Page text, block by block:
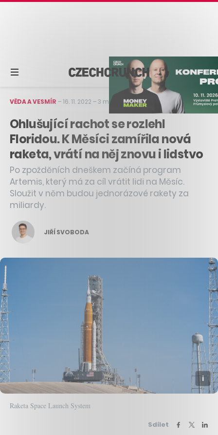
VĚDA A VESMÍR –16. 11. 2022 –3 min čtení
Ohlušující rachot se rozlehl
Floridou. K Měsíci zamířila nová
raketa, vrátí na něj znovu i lidstvo
Po zpožděních dneškem začíná program
Artemis, který má za cíl vrátit lidi na Měsíc.
Sloužit v něm budou jednorázové rakety za
miliardy.
JIŘÍ SVOBODA
Raketa Space Launch System
Sdílet